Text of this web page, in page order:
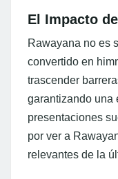
El Impacto
Rawayana no es
convertido en
trascender
garantizando una
presentaciones
por ver a
relevantes de la